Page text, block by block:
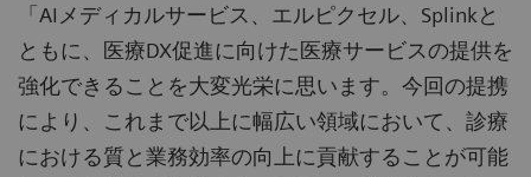
「AIメディカルサービス、エルピクセル、Splinkと
ともに、医療DX促進に向けた医療サービスの提供を
強化できることを大変光栄に思います。今回の提携
により、これまで以上に幅広い領域において、診療
における質と業務効率の向上に貢献することが可能